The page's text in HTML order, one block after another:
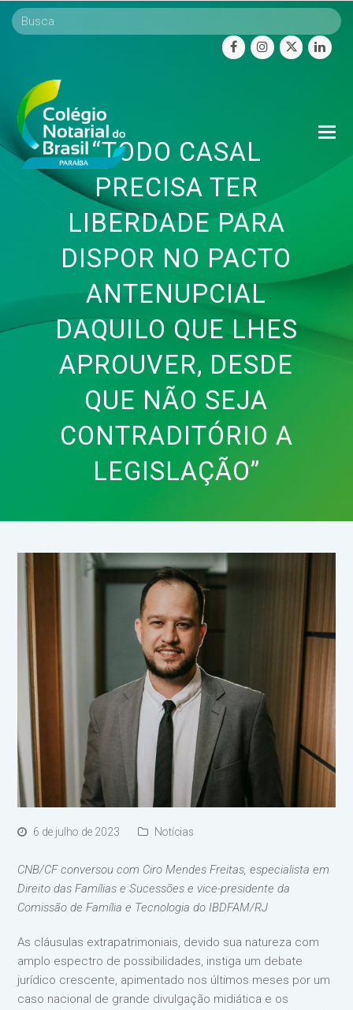
facebookinstagram
twitter
“TODO CASAL
PRECISA TER
LIBERDADE PARA
DISPOR NO PACTO
ANTENUPCIAL
DAQUILO QUE LHES
APROUVER, DESDE
QUE NÃO SEJA
CONTRADITÓRIO A
LEGISLAÇÃO”
6 de julho de 2023 Notícias
CNB/CF conversou com Ciro Mendes Freitas, especialista em
Direito das Famílias e Sucessões e vice-presidente da
Comissão de Família e Tecnologia do IBDFAM/RJ
As cláusulas extrapatrimoniais, devido sua natureza com
amplo espectro de possibilidades, instiga um debate
jurídico crescente, apimentado nos últimos meses por um
caso nacional de grande divulgação midiática e os